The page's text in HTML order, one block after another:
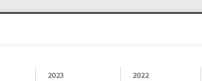
2023 2022